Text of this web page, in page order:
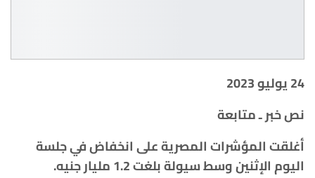
24 يوليو 2023
نص خبر ـ متابعة
أغلقت المؤشرات المصرية على انخفاض في جلسة
اليوم الإثنين وسط سيولة بلغت 1.2 مليار جنيه
.